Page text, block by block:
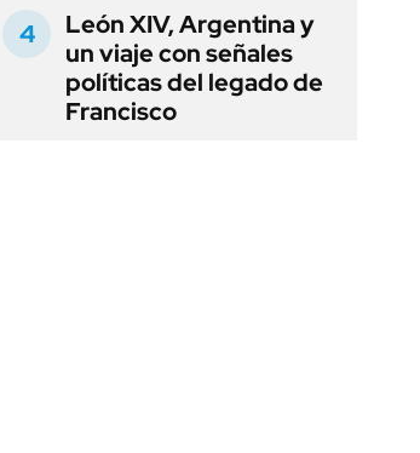
León XIV, Argentina y
un viaje con señales
políticas del legado de
Francisco